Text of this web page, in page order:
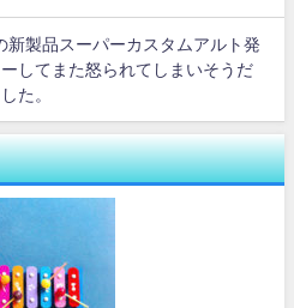
製品スーパーカスタムアルト発
してまた怒られてしまいそうだ
た。